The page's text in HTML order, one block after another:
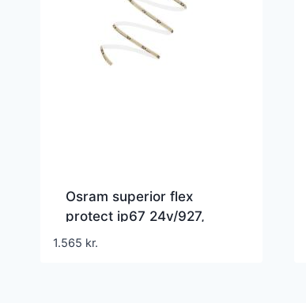
Osram superior flex
protect ip67 24v/927,
500lm/m, 5,6w/m, 5m
1.565 kr.